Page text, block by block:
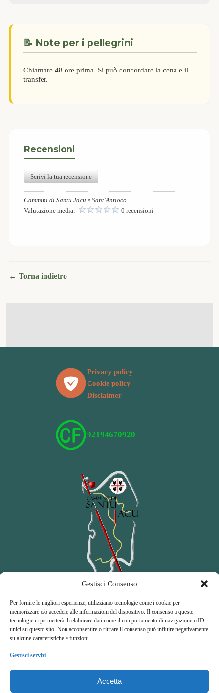
Gestisci Consenso
Per fornire le migliori esperienze, utilizziamo tecnologie come i cookie per
memorizzare e/o accedere alle informazioni del dispositivo. Il consenso a queste
tecnologie ci permetterà di elaborare dati come il comportamento di navigazione o ID
unici su questo sito. Non acconsentire o ritirare il consenso può influire negativamente
su alcune caratteristiche e funzioni.
Gestisci servizi
Accetta
📝 Note per i pellegrini
Chiamare 48 ore prima. Si può concordare la cena e il
transfer.
Recensioni
Scrivi la tua recensione
Cammini di Santu Jacu e Sant'Antioco
Valutazione media:
0 recensioni
← Torna indietro
Privacy policy
Cookie policy
Disclaimer
92194670920
Amici del Cammino di Santu Jacu
Associazione di